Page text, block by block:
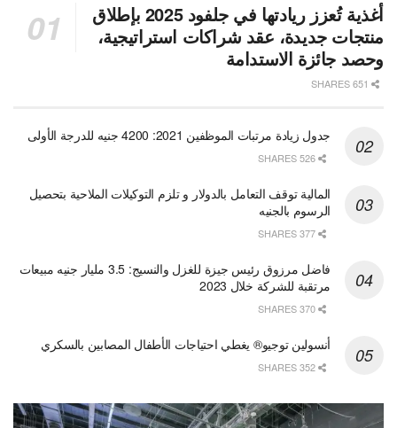
أغذية تُعزز ريادتها في جلفود 2025 بإطلاق
منتجات جديدة، عقد شراكات استراتيجية،
وحصد جائزة الاستدامة
جدول زيادة مرتبات الموظفين 2021: 4200 جنيه للدرجة الأولى
المالية توقف التعامل بالدولار و تلزم التوكيلات الملاحية بتحصيل
الرسوم بالجنيه
فاضل مرزوق رئيس جيزة للغزل والنسيج: 3.5 مليار جنيه مبيعات
مرتقبة للشركة خلال 2023
أنسولين توجيو® يغطي احتياجات الأطفال المصابين بالسكري